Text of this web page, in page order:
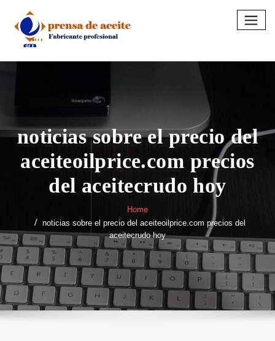
content
noticias sobre el precio del
aceiteoilprice.com precios
del aceitecrudo hoy
Home
noticias sobre el precio del aceiteoilprice.com precios del
aceitecrudo hoy